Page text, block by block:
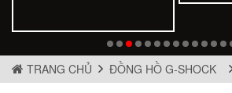
TRANG CHỦ ĐỒNG HỒ G-SHOCK